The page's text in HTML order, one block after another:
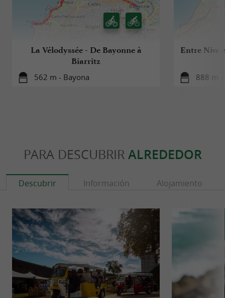
La Vélodyssée - De Bayonne à
Biarritz
562 m - Bayona
Entre Nive
888 m -
PARA DESCUBRIR ALREDEDOR
Descubrir Información Alojamiento